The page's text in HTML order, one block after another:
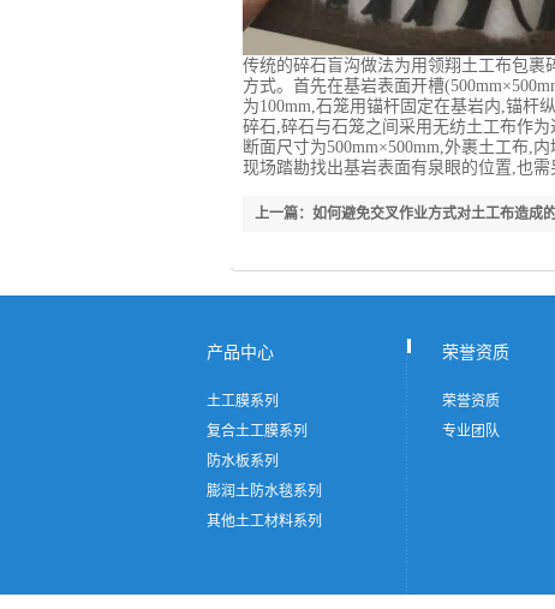
传统的碎石盲沟做法为用领翔土工布包裹
方式。首先在基岩表面开槽
为100mm,石笼用锚杆固定在基岩内,锚杆
碎石,碎石与石笼之间采用无纺土工布作
断面尺寸为500mm×500mm,外裹土工布,
现场踏勘找出基岩表面有泉眼的位置,也需
上一篇：如何避免交叉作业方式对土工布造成
产品中心
土工膜系列
复合土工膜系列
防水板系列
膨润土防水毯系列
其他土工材料系列
荣誉资质
荣誉资质
专业团队